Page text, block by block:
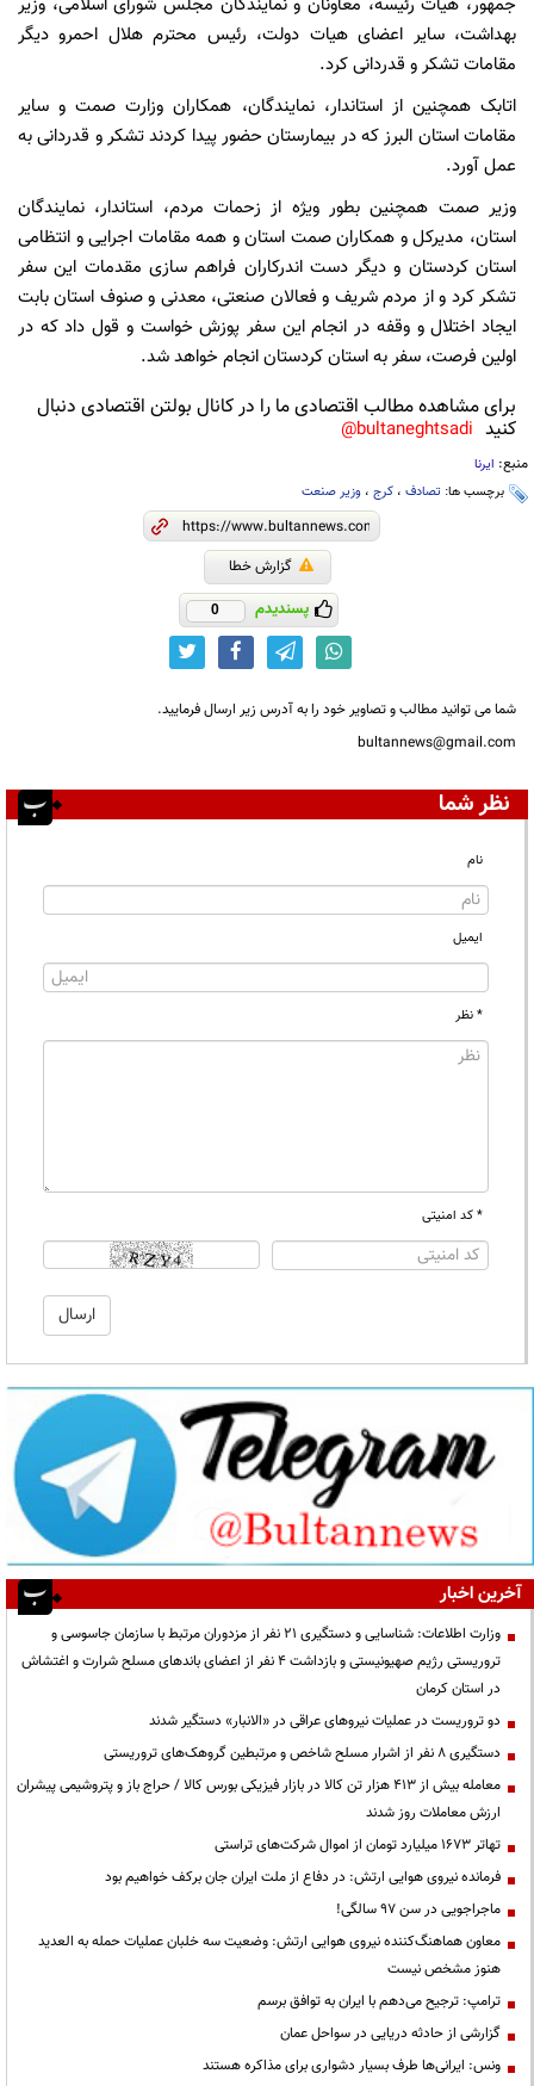
جمهور، هیات رئیسه، معاونان و نمایندگان مجلس شورای اسلامی، وزیر
بهداشت، سایر اعضای هیات دولت، رئیس محترم هلال احمرو دیگر
مقامات تشکر و قدردانی کرد.
اتابک همچنین از استاندار، نمایندگان، همکاران وزارت صمت و سایر
مقامات استان البرز که در بیمارستان حضور پیدا کردند تشکر و قدردانی به
عمل آورد.
وزیر صمت همچنین بطور ویژه از زحمات مردم، استاندار، نمایندگان
استان، مدیرکل و همکاران صمت استان و همه مقامات اجرایی و انتظامی
استان کردستان و دیگر دست اندرکاران فراهم سازی مقدمات این سفر
تشکر کرد و از مردم شریف و فعالان صنعتی، معدنی و صنوف استان بابت
ایجاد اختلال و وقفه در انجام این سفر پوزش خواست و قول داد که در
اولین فرصت، سفر به استان کردستان انجام خواهد شد.
برای مشاهده مطالب اقتصادی ما را در کانال بولتن اقتصادی دنبال
کنید bultaneghtsadi@
منبع: ایرنا
برچسب ها: تصادف ، کرج ، وزیر صنعت
گزارش خطا
پسندیدم 0
شما می توانید مطالب و تصاویر خود را به آدرس زیر ارسال فرمایید.
bultannews@gmail.com
نظر شما
نام
ایمیل
* نظر
* کد امنیتی
آخرین اخبار
وزارت اطلاعات: شناسایی و دستگیری ۲۱ نفر از مزدوران مرتبط با سازمان جاسوسی و
تروریستی رژیم صهیونیستی و بازداشت ۴ نفر از اعضای باندهای مسلح شرارت و اغتشاش
در استان کرمان
دو تروریست در عملیات نیروهای عراقی در «الانبار» دستگیر شدند
دستگیری ۸ نفر از اشرار مسلح شاخص و مرتبطین گروهک‌های تروریستی
معامله بیش از ۴۱۳ هزار تن کالا در بازار فیزیکی بورس کالا / حراج باز و پتروشیمی پیشران
ارزش معاملات روز شدند
تهاتر ۱۶۷۳ میلیارد تومان از اموال شرکت‌های تراستی
فرمانده نیروی هوایی ارتش: در دفاع از ملت ایران جان برکف خواهیم بود
ماجراجویی در سن ۹۷ سالگی!
معاون هماهنگ‌کننده نیروی هوایی ارتش: وضعیت سه خلبان عملیات حمله به العدید
هنوز مشخص نیست
ترامپ: ترجیح می‌دهم با ایران به توافق برسم
گزارشی از حادثه دریایی در سواحل عمان
ونس: ایرانی‌ها طرف بسیار دشواری برای مذاکره هستند